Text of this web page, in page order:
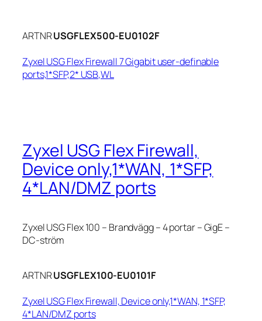
ARTNRUSGFLEX500-EU0102F
Zyxel USG Flex Firewall 7 Gigabit user-definable
ports,1*SFP,2* USB,WL
Zyxel USG Flex Firewall,
Device only,1*WAN, 1*SFP,
4*LAN/DMZ ports
Zyxel USG Flex 100 – Brandvägg – 4 portar – GigE –
DC-ström
ARTNRUSGFLEX100-EU0101F
Zyxel USG Flex Firewall, Device only,1*WAN, 1*SFP,
4*LAN/DMZ ports